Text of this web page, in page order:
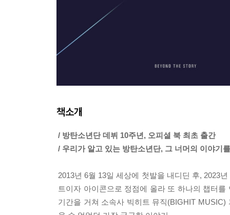
책소개
/ 방탄소년단 데뷔 10주년, 오피셜 북 최초 출간
/ 우리가 알고 있는 방탄소년단, 그 너머의 이야기
2013년 6월 13일 세상에 첫발을 내디딘 후, 2023
트이자 아이콘으로 정점에 올라 또 하나의 챕터
기간을 거쳐 소속사 빅히트 뮤직(BIGHIT